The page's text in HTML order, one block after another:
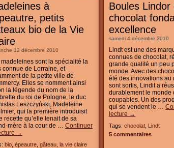
à
petits
bio de la Vie
12 décembre 2010
madeleines sont la spécialité la
connue de Lorraine, et
de la petite ville de
Elles se nomment ainsi
la légende du nom de la
du roi de Pologne, le duc
Leszczyński, Madeleine
qui la première introduisit
recette qu’elle tenait de sa
mère à la cour de … Continuer
→
bio épeautre gâteau la vie claire
Boules Lindor
chocolat
excellence
samedi 4 décembre 2010
Lindt est une des
connues de chocolat,
grande qualité un peu
monde. Avec des
été des innovations au
sont sortis, Lindit a
durablement le monde
coupables. Un des
qui se vendent le …
lecture →
Tags: chocolat Lindt
5 commentaires